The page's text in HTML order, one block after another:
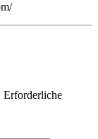
Erforderliche